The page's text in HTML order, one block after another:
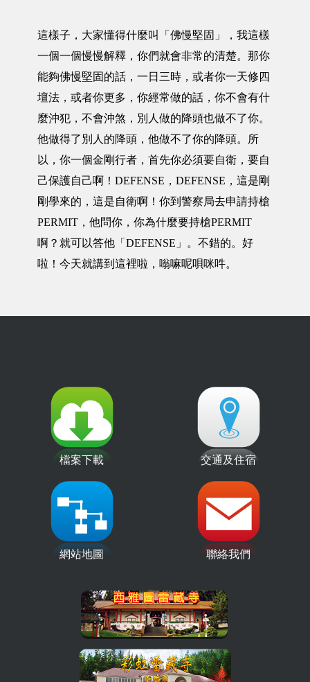
這樣子，大家懂得什麼叫「佛慢堅固」，我這樣
一個一個慢慢解釋，你們就會非常的清楚。那你
能夠佛慢堅固的話，一日三時，或者你一天修四
壇法，或者你更多，你經常做的話，你不會有什
麼沖犯，不會沖煞，別人做的降頭也做不了你。
他做得了別人的降頭，他做不了你的降頭。所
以，你一個金剛行者，首先你必須要自衛，要自
己保護自己啊！DEFENSE，DEFENSE，這是剛
剛學來的，這是自衛啊！你到警察局去申請持槍
PERMIT，他問你，你為什麼要持槍PERMIT
啊？就可以答他「DEFENSE」。不錯的。好
啦！今天就講到這裡啦，嗡嘛呢唄咪吽。
檔案下載 交通及住宿
網站地圖 聯絡我們